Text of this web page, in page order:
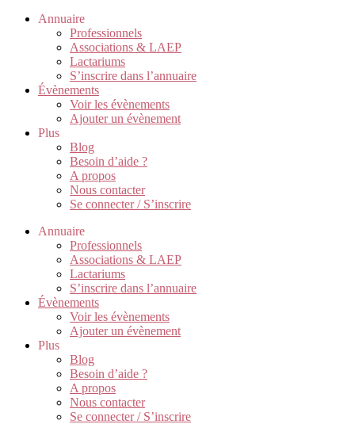
Annuaire
Professionnels
Associations & LAEP
Lactariums
S’inscrire dans l’annuaire
Évènements
Voir les évènements
Ajouter un évènement
Plus
Blog
Besoin d’aide ?
A propos
Nous contacter
Se connecter / S’inscrire
Annuaire
Professionnels
Associations & LAEP
Lactariums
S’inscrire dans l’annuaire
Évènements
Voir les évènements
Ajouter un évènement
Plus
Blog
Besoin d’aide ?
A propos
Nous contacter
Se connecter / S’inscrire